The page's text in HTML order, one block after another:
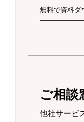
無料で資料ダ
ご相談
他社サービ